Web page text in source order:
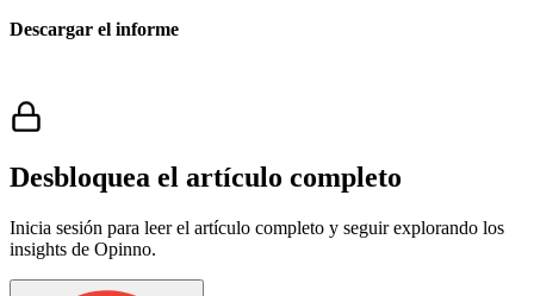
Descargar el informe
Desbloquea el artículo completo
Inicia sesión para leer el artículo completo y seguir explorando los
insights de Opinno.